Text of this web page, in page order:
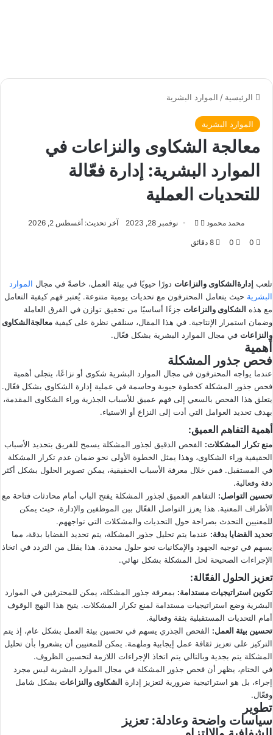
الرئيسية / الموارد البشرية
الموارد البشرية
معالجة الشكاوى والنزاعات في
الموارد البشرية: إدارة فعّالة
للتحديات العملية
محمد محمود
ت
ع
ل
ى
X
ب
ر
ي
د
ا
ك
ت
ر
ن
ي
ا
نوفمبر 28, 2023 آخر تحديث: أغسطس 2, 2026
0
0
تلعب إدارةالشكاوى والنزاعات دورًا حيويًا في بيئة العمل، خاصةً في مجال الموارد
البشرية حيث يتعامل المحترفون مع تحديات يومية متنوعة. يُعتبر فهم كيفية التعامل
مع هذه الشكاوى والنزاعات جزءًا أساسيًا من تحقيق توازن في الفرق العاملة
وضمان استمرار الإنتاجية. في هذا المقال، سنلقي نظرة على كيفية معالجةالشكاوى
والنزاعات في مجال الموارد البشرية بشكل فعّال.
أهمية
فحص جذور المشكلة
عندما يواجه المحترفون في مجال الموارد البشرية شكوى أو نزاعًا، يتجلى أهمية
فحص جذور المشكلة كخطوة حيوية وحاسمة في عملية إدارة الشكاوى بشكل فعّال.
يتعلق هذا الفحص بالسعي إلى فهم عميق للأسباب الجذرية وراء الشكاوى المقدمة،
بهدف تحديد العوامل التي أدت إلى النزاع أو الاستياء.
أهمية التفاهم العميق:
منع تكرار المشكلات: الفحص الدقيق لجذور المشكلة يسمح للفريق بتحديد الأسباب
الحقيقية وراء الشكاوى، وهذا يمثل الخطوة الأولى نحو ضمان عدم تكرار المشكلة
في المستقبل. فمن خلال معرفة الأسباب الحقيقية، يمكن تصوير الحلول بشكل أكثر
دقة وفعالية.
تحسين التواصل: التفاهم العميق لجذور المشكلة يفتح الباب أمام محادثات فتاحة مع
الأطراف المعنية. هذا يعزز التواصل الفعّال بين الموظفين والإدارة، حيث يمكن
للمعنيين التحدث بصراحة حول التحديات والمشكلات التي تواجههم.
تحديد القضايا بدقة: عندما يتم تحليل جذور المشكلة، يتم تحديد القضايا بدقة، مما
يسهم في توجيه الجهود والإمكانيات نحو حلول محددة. هذا يقلل من التردد في اتخاذ
الإجراءات الصحيحة لحل المشكلة بشكل نهائي.
تعزيز الحلول الفعّالة:
تكوين استراتيجيات مستدامة: بمعرفة جذور المشكلة، يمكن للمحترفين في الموارد
البشرية وضع استراتيجيات مستدامة لمنع تكرار المشكلات. يتيح هذا النهج الوقوف
أمام التحديات المستقبلية بثقة وفعالية.
تحسين بيئة العمل: الفحص الجذري يسهم في تحسين بيئة العمل بشكل عام، إذ يتم
التركيز على تعزيز ثقافة عمل إيجابية وملهمة. يمكن للمعنيين أن يشعروا بأن تحليل
المشكلة يتم بجدية وبالتالي يتم اتخاذ الإجراءات اللازمة لتحسين الظروف.
في الختام، يظهر أن فحص جذور المشكلة في مجال الموارد البشرية ليس مجرد
إجراء، بل هو استراتيجية ضرورية لتعزيز إدارة الشكاوى والنزاعات بشكل شامل
وفعّال.
تطوير
سياسات واضحة وعادلة: تعزيز